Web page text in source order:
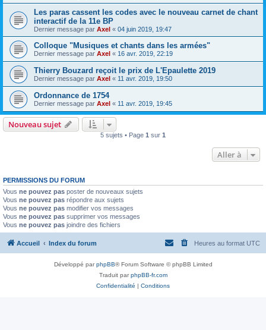
e
Les paras cassent les codes avec le nouveau carnet de chant
interactif de la 11e BP
Dernier message par Axel « 04 juin 2019, 19:47
Colloque "Musiques et chants dans les armées"
Dernier message par Axel « 16 avr. 2019, 22:19
Thierry Bouzard reçoit le prix de L'Epaulette 2019
Dernier message par Axel « 11 avr. 2019, 19:50
Ordonnance de 1754
Dernier message par Axel « 11 avr. 2019, 19:45
Nouveau sujet
5 sujets • Page 1 sur 1
Aller à
PERMISSIONS DU FORUM
Vous ne pouvez pas poster de nouveaux sujets
Vous ne pouvez pas répondre aux sujets
Vous ne pouvez pas modifier vos messages
Vous ne pouvez pas supprimer vos messages
Vous ne pouvez pas joindre des fichiers
Accueil Index du forum Heures au format UTC
Développé parphpBB® Forum Software © phpBB Limited
Traduit parphpBB-fr.com
Confidentialité | Conditions